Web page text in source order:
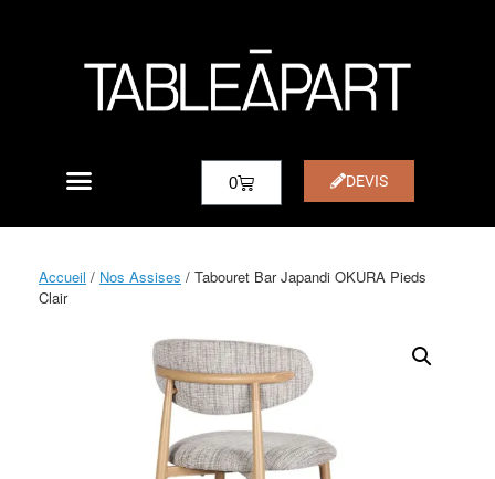
0 DEVIS
Accueil / Nos Assises / Tabouret Bar Japandi OKURA Pieds
Clair